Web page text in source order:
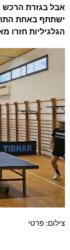
אבל בגזרת הרכש
ישתתף באחת
הגלגיליות חזרו
צילום: פרטי